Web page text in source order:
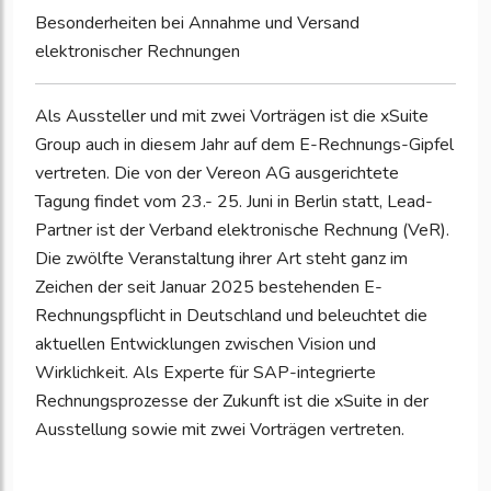
Besonderheiten bei Annahme und Versand
elektronischer Rechnungen
Als Aussteller und mit zwei Vorträgen ist die xSuite
Group auch in diesem Jahr auf dem E-Rechnungs-Gipfel
vertreten. Die von der Vereon AG ausgerichtete
Tagung findet vom 23.- 25. Juni in Berlin statt, Lead-
Partner ist der Verband elektronische Rechnung (VeR).
Die zwölfte Veranstaltung ihrer Art steht ganz im
Zeichen der seit Januar 2025 bestehenden E-
Rechnungspflicht in Deutschland und beleuchtet die
aktuellen Entwicklungen zwischen Vision und
Wirklichkeit. Als Experte für SAP-integrierte
Rechnungsprozesse der Zukunft ist die xSuite in der
Ausstellung sowie mit zwei Vorträgen vertreten.